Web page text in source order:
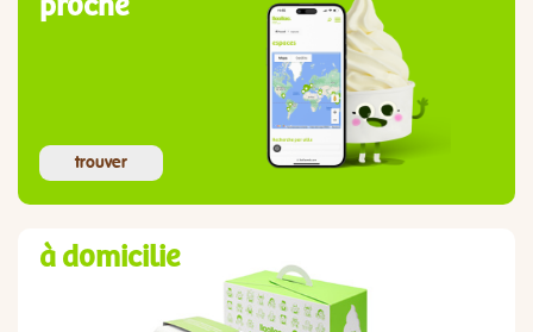
trouver
à domicilie